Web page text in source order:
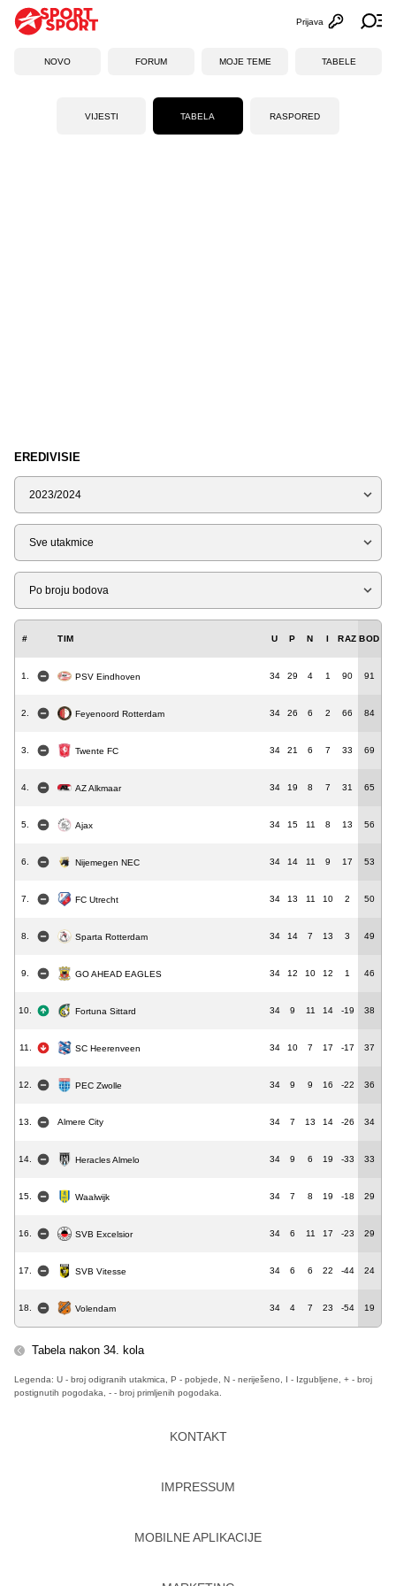
Otvori
Prijava
NOVO FORUM MOJE TEME TABELE
VIJESTI TABELA RASPORED
EREDIVISIE
Sezona
Tip
Liga
# TIM U P N I RAZ BOD
1. PSV Eindhoven 34 29 4 1 90 91
2. Feyenoord Rotterdam 34 26 6 2 66 84
3. Twente FC 34 21 6 7 33 69
4. AZ Alkmaar 34 19 8 7 31 65
5. Ajax 34 15 11 8 13 56
6. Nijemegen NEC 34 14 11 9 17 53
7. FC Utrecht 34 13 11 10 2 50
8. Sparta Rotterdam 34 14 7 13 3 49
9. GO AHEAD EAGLES 34 12 10 12 1 46
10. Fortuna Sittard 34 9 11 14 -19 38
11. SC Heerenveen 34 10 7 17 -17 37
12. PEC Zwolle 34 9 9 16 -22 36
13. Almere City 34 7 13 14 -26 34
14. Heracles Almelo 34 9 6 19 -33 33
15. Waalwijk 34 7 8 19 -18 29
16. SVB Excelsior 34 6 11 17 -23 29
17. SVB Vitesse 34 6 6 22 -44 24
18. Volendam 34 4 7 23 -54 19
Tabela nakon 34. kola
Legenda: U - broj odigranih utakmica, P - pobjede, N - neriješeno, I - Izgubljene, + - broj
postignutih pogodaka, - - broj primljenih pogodaka.
KONTAKT
IMPRESSUM
MOBILNE APLIKACIJE